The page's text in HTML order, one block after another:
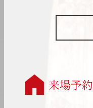
来場予約